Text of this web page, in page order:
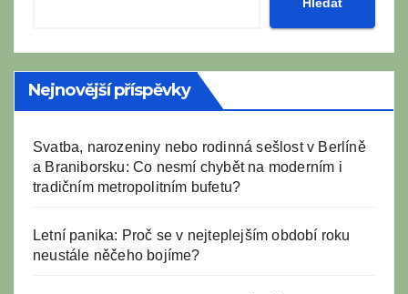
Hledat
Nejnovější příspěvky
Svatba, narozeniny nebo rodinná sešlost v Berlíně
a Braniborsku: Co nesmí chybět na moderním i
tradičním metropolitním bufetu?
Letní panika: Proč se v nejteplejším období roku
neustále něčeho bojíme?